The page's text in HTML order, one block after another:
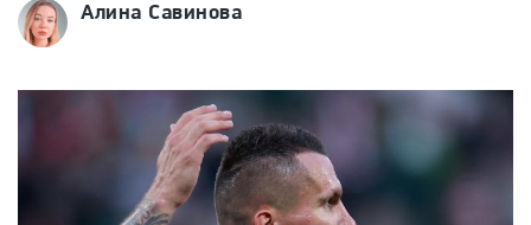
Алина Савинова